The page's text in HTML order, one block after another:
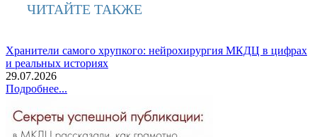
ЧИТАЙТЕ ТАКЖЕ
Хранители самого хрупкого: нейрохирургия МКДЦ в цифрах
и реальных историях
29.07.2026
Подробнее...